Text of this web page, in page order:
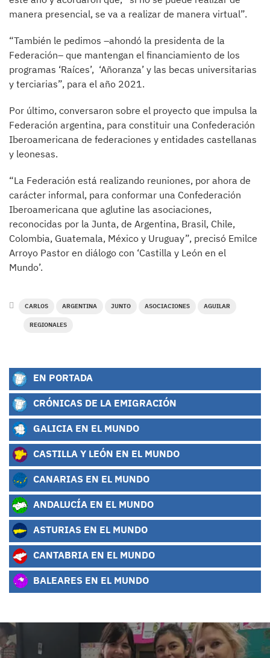
manera presencial, se va a realizar de manera virtual”.
“También le pedimos –ahondó la presidenta de la
Federación– que mantengan el financiamiento de los
programas ‘Raíces’, ‘Añoranza’ y las becas universitarias
y terciarias”, para el año 2021.
Por último, conversaron sobre el proyecto que impulsa la
Federación argentina, para constituir una Confederación
Iberoamericana de federaciones y entidades castellanas
y leonesas.
“La Federación está realizando reuniones, por ahora de
carácter informal, para conformar una Confederación
Iberoamericana que aglutine las asociaciones,
reconocidas por la Junta, de Argentina, Brasil, Chile,
Colombia, Guatemala, México y Uruguay”, precisó Emilce
Arroyo Pastor en diálogo con ‘Castilla y León en el
Mundo’.
CARLOS ARGENTINA JUNTO ASOCIACIONES AGUILAR
REGIONALES
EN PORTADA
CRÓNICAS DE LA EMIGRACIÓN
GALICIA EN EL MUNDO
CASTILLA Y LEÓN EN EL MUNDO
CANARIAS EN EL MUNDO
ANDALUCÍA EN EL MUNDO
ASTURIAS EN EL MUNDO
CANTABRIA EN EL MUNDO
BALEARES EN EL MUNDO